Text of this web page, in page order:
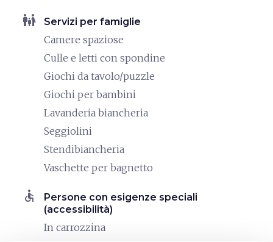
family_restroom Servizi per famiglie
Camere spaziose
Culle e letti con spondine
Giochi da tavolo/puzzle
Giochi per bambini
Lavanderia biancheria
Seggiolini
Stendibiancheria
Vaschette per bagnetto
accessible
Persone con esigenze speciali
(accessibilità)
In carrozzina